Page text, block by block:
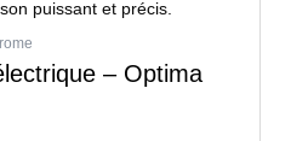
– Optima